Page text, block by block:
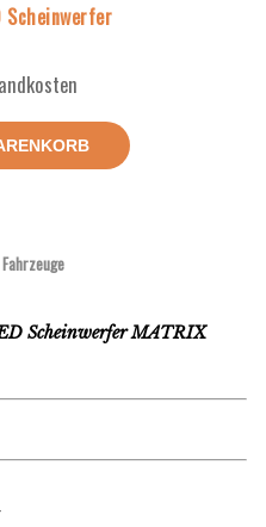
Scheinwerfer
Scheinwerfer MATRIX